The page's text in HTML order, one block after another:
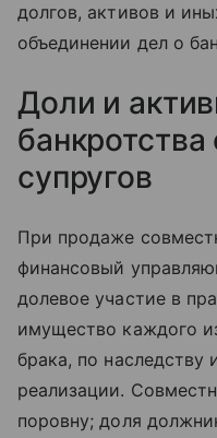
долгов, активов и
объединении дел о
Доли и
банкротства
супругов
При продаже
финансовый
долевое участие в
имущество каждого
брака, по наследству
реализации.
поровну; доля